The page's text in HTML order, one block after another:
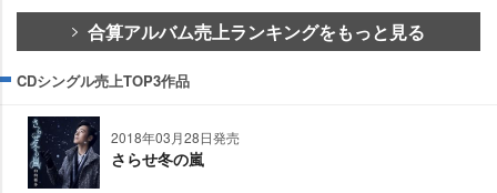
合算アルバム売上ランキングをもっと見る
CDシングル売上TOP3作品
2018年03月28日発売
さらせ冬の嵐